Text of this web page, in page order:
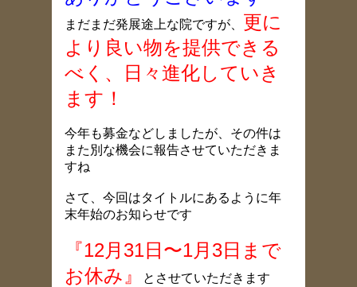
まだまだ発展途上な院ですが、 更に
より良い物を提供できる
べく、日々進化していき
ます！
今年も募金などしましたが、その件は
また別な機会に報告させていただきま
すね
さて、今回はタイトルにあるように年
末年始のお知らせです
『12月31日〜1月3日まで
お休み』
とさせていただきます